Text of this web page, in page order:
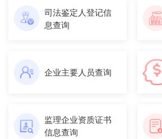
司法鉴定人登记信
息查询
企业主要人员查询
监理企业资质证书
信息查询